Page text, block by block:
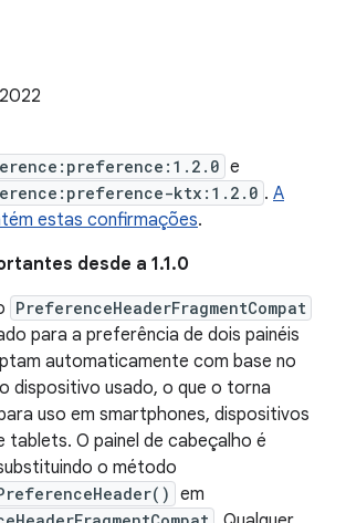
e
ktx:1.2.0 . A
estas confirmações.
desde a 1.1.0
PreferenceHeaderFragmentCompat
para a preferência de dois painéis
automaticamente com base no
dispositivo usado, o que o torna
uso em smartphones, dispositivos
tablets. O painel de cabeçalho é
o método
em